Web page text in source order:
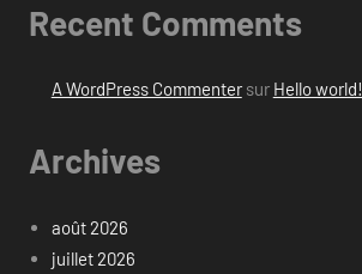
Recent Comments
A WordPress Commentersur Hello world!
Archives
août 2026
juillet 2026